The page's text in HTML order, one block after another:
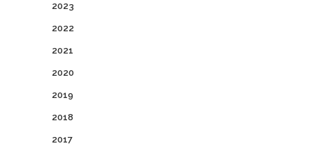
2023
2022
2021
2020
2019
2018
2017